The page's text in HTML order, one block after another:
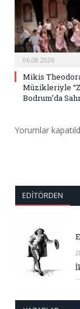
06.08.2026
Mikis
Müzikleriyle
Bodrum’da
Yorumlar
EDITÖRDEN